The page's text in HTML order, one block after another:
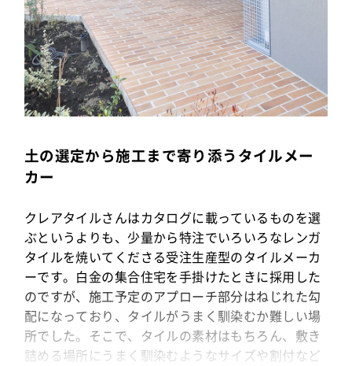
土の選定から施工まで寄り添うタイルメー
カー
クレアタイルさんはカタログに載っているものを選
ぶというよりも、少量から特注でいろいろなレンガ
タイルを焼いてくださる受注生産型のタイルメーカ
ーです。白金の集合住宅を手掛けたときに採用した
のですが、施工予定のアプローチ部分はねじれた勾
配になっており、タイルがうまく馴染むか難しい場
所でした。そこで、タイルの素材はもちろん、敷き
詰める場所にうまく馴染むようなサイズや割付など